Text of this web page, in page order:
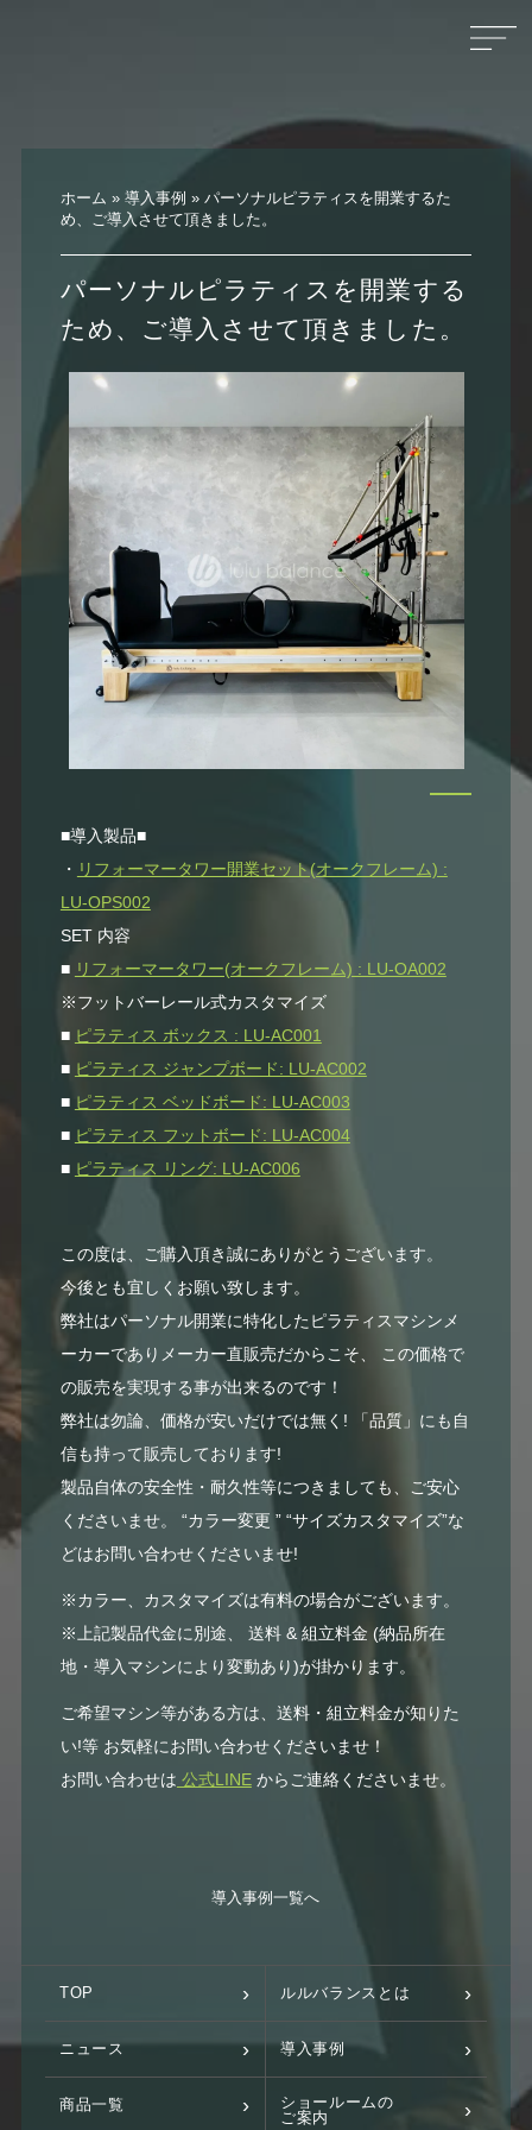
ホーム » 導入事例 » パーソナルピラティスを開業するた
め、ご導入させて頂きました。
パーソナルピラティスを開業する
ため、ご導入させて頂きました。
■導入製品■
・ リフォーマータワー開業セット(オークフレーム) :
LU-OPS002
SET 内容
■ リフォーマータワー(オークフレーム) : LU-OA002
※フットバーレール式カスタマイズ
■ ピラティス ボックス : LU-AC001
■ ピラティス ジャンプボード: LU-AC002
■ ピラティス ベッドボード: LU-AC003
■ ピラティス フットボード: LU-AC004
■ ピラティス リング: LU-AC006
この度は、ご購入頂き誠にありがとうございます。
今後とも宜しくお願い致します。
弊社はパーソナル開業に特化したピラティスマシンメ
ーカーでありメーカー直販売だからこそ、 この価格で
の販売を実現する事が出来るのです！
弊社は勿論、価格が安いだけでは無く! 「品質」にも自
信も持って販売しております!
製品自体の安全性・耐久性等につきましても、ご安心
くださいませ。 “カラー変更 ” “サイズカスタマイズ”な
どはお問い合わせくださいませ!
※カラー、カスタマイズは有料の場合がございます。
※上記製品代金に別途、 送料 & 組立料金 (納品所在
地・導入マシンにより変動あり)が掛かります。
ご希望マシン等がある方は、送料・組立料金が知りた
い!等 お気軽にお問い合わせくださいませ！
お問い合わせは 公式LINEからご連絡くださいませ。
導入事例一覧へ
TOP ルルバランスとは
ニュース 導入事例
商品一覧
ショールームの
ご案内